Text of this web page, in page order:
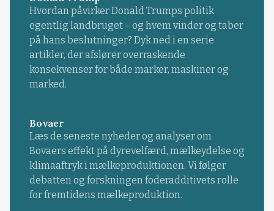
Hvordan påvirker Donald Trumps politik
egentlig landbruget – og hvem vinder og taber
på hans beslutninger? Dyk ned i en serie
artikler, der afslører overraskende
konsekvenser for både marker, maskiner og
marked.
Bovaer
Læs de seneste nyheder og analyser om
Bovaers effekt på dyrevelfærd, mælkeydelse og
klimaaftryk i mælkeproduktionen. Vi følger
debatten og forskningen foderadditivets rolle
for fremtidens mælkeproduktion.